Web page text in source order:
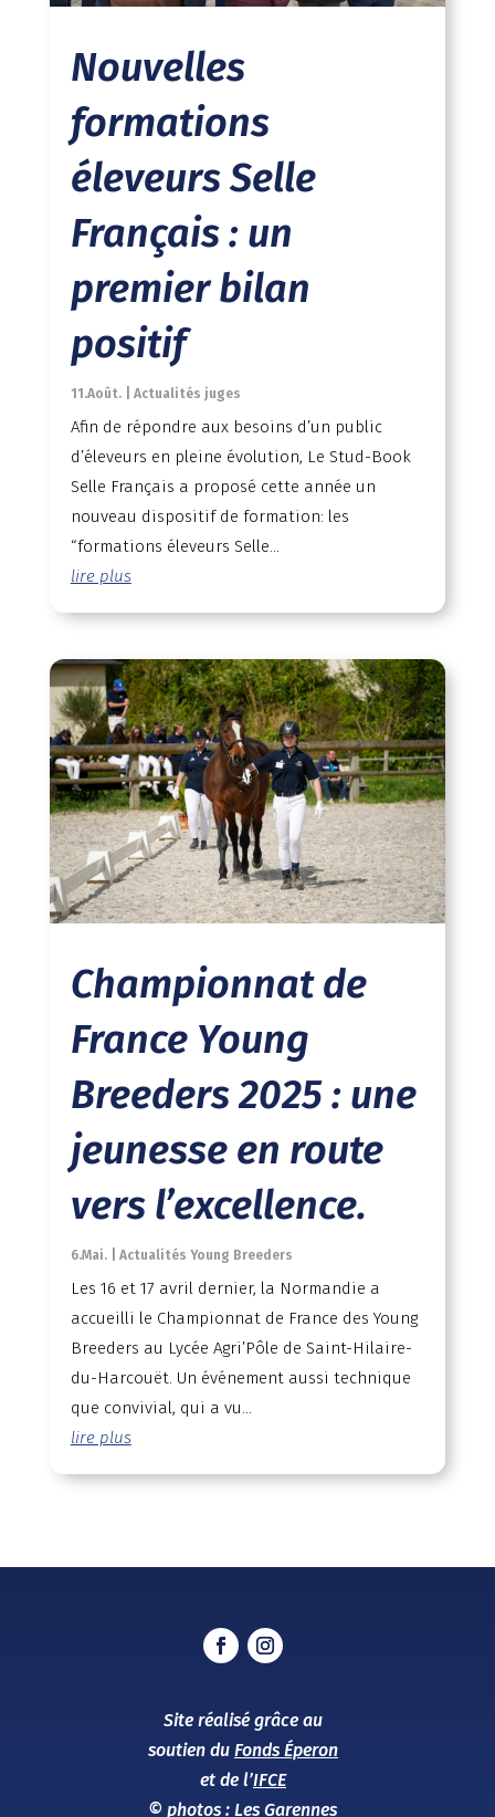
Nouvelles
formations
éleveurs Selle
Français : un
premier bilan
positif
11.Août. Actualités juges
Afin de répondre aux besoins d’un public
d’éleveurs en pleine évolution, Le Stud-Book
Selle Français a proposé cette année un
nouveau dispositif de formation: les
“formations éleveurs Selle...
lire plus
Championnat de
France Young
Breeders 2025 : une
jeunesse en route
vers l’excellence.
6.Mai. Actualités Young Breeders
Les 16 et 17 avril dernier, la Normandie a
accueilli le Championnat de France des Young
Breeders au Lycée Agri’Pôle de Saint-Hilaire-
du-Harcouët. Un événement aussi technique
que convivial, qui a vu...
lire plus
Site réalisé grâce au
soutien du Fonds Éperon
et de l’IFCE
© photos :Les Garennes